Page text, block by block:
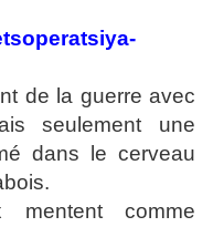
de la guerre avec
seulement une
dans le cerveau
mentent comme